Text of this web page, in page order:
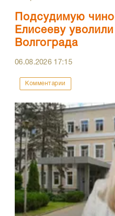
Подсудимую
Елисееву
Волгограда
06.08.2026 17:15
Комментарии